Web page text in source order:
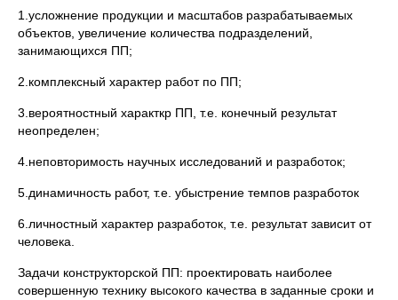
1.усложнение продукции и масштабов разрабатываемых
объектов, увеличение количества подразделений,
занимающихся ПП;
2.комплексный характер работ по ПП;
3.вероятностный характкр ПП, т.е. конечный результат
неопределен;
4.неповторимость научных исследований и разработок;
5.динамичность работ, т.е. убыстрение темпов разработок
6.личностный характер разработок, т.е. результат зависит от
человека.
Задачи конструкторской ПП: проектировать наиболее
совершенную технику высокого качества в заданные сроки и